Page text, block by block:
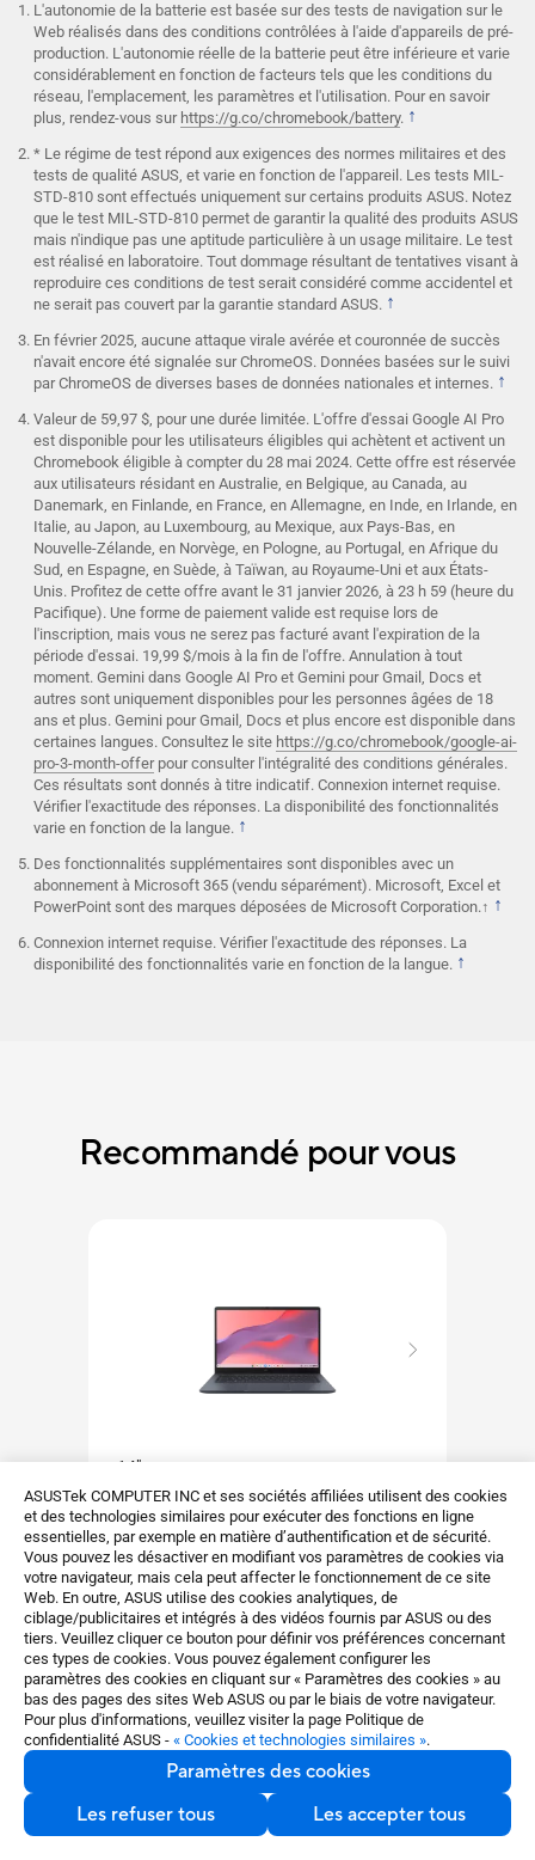
ASUSTek COMPUTER INC et ses sociétés affiliées utilisent des cookies
et des technologies similaires pour exécuter des fonctions en ligne
essentielles, par exemple en matière d’authentification et de sécurité.
Vous pouvez les désactiver en modifiant vos paramètres de cookies via
votre navigateur, mais cela peut affecter le fonctionnement de ce site
Web. En outre, ASUS utilise des cookies analytiques, de
ciblage/publicitaires et intégrés à des vidéos fournis par ASUS ou des
tiers. Veuillez cliquer ce bouton pour définir vos préférences concernant
ces types de cookies. Vous pouvez également configurer les
paramètres des cookies en cliquant sur « Paramètres des cookies » au
bas des pages des sites Web ASUS ou par le biais de votre navigateur.
Pour plus d'informations, veuillez visiter la page Politique de
confidentialité ASUS - « Cookies et technologies similaires ».
Paramètres des cookies
Les refuser tous
Les accepter tous
L'autonomie de la batterie est basée sur des tests de navigation sur le
Web réalisés dans des conditions contrôlées à l'aide d'appareils de pré-
production. L'autonomie réelle de la batterie peut être inférieure et varie
considérablement en fonction de facteurs tels que les conditions du
réseau, l'emplacement, les paramètres et l'utilisation. Pour en savoir
plus, rendez-vous sur https://g.co/chromebook/battery. ↑
* Le régime de test répond aux exigences des normes militaires et des
tests de qualité ASUS, et varie en fonction de l'appareil. Les tests MIL-
STD-810 sont effectués uniquement sur certains produits ASUS. Notez
que le test MIL-STD-810 permet de garantir la qualité des produits ASUS
mais n'indique pas une aptitude particulière à un usage militaire. Le test
est réalisé en laboratoire. Tout dommage résultant de tentatives visant à
reproduire ces conditions de test serait considéré comme accidentel et
ne serait pas couvert par la garantie standard ASUS. ↑
En février 2025, aucune attaque virale avérée et couronnée de succès
n'avait encore été signalée sur ChromeOS. Données basées sur le suivi
par ChromeOS de diverses bases de données nationales et internes. ↑
Valeur de 59,97 $, pour une durée limitée. L'offre d'essai Google AI Pro
est disponible pour les utilisateurs éligibles qui achètent et activent un
Chromebook éligible à compter du 28 mai 2024. Cette offre est réservée
aux utilisateurs résidant en Australie, en Belgique, au Canada, au
Danemark, en Finlande, en France, en Allemagne, en Inde, en Irlande, en
Italie, au Japon, au Luxembourg, au Mexique, aux Pays-Bas, en
Nouvelle-Zélande, en Norvège, en Pologne, au Portugal, en Afrique du
Sud, en Espagne, en Suède, à Taïwan, au Royaume-Uni et aux États-
Unis. Profitez de cette offre avant le 31 janvier 2026, à 23 h 59 (heure du
Pacifique). Une forme de paiement valide est requise lors de
l'inscription, mais vous ne serez pas facturé avant l'expiration de la
période d'essai. 19,99 $/mois à la fin de l'offre. Annulation à tout
moment. Gemini dans Google AI Pro et Gemini pour Gmail, Docs et
autres sont uniquement disponibles pour les personnes âgées de 18
ans et plus. Gemini pour Gmail, Docs et plus encore est disponible dans
certaines langues. Consultez le site https://g.co/chromebook/google-ai-
pro-3-month-offerpour consulter l'intégralité des conditions générales.
Ces résultats sont donnés à titre indicatif. Connexion internet requise.
Vérifier l'exactitude des réponses. La disponibilité des fonctionnalités
varie en fonction de la langue. ↑
Des fonctionnalités supplémentaires sont disponibles avec un
abonnement à Microsoft 365 (vendu séparément). Microsoft, Excel et
PowerPoint sont des marques déposées de Microsoft Corporation.↑ ↑
Connexion internet requise. Vérifier l'exactitude des réponses. La
disponibilité des fonctionnalités varie en fonction de la langue. ↑
Recommandé pour vous
14"
ASUS Chromebook CM14
(CM1405)
ChromeOS
Processeur MediaTek Kompanio
540
Poids plume de 1,35 kg
Jusqu’à 8 Go de mémoire
Connectique complète avec
HDMI
Voir plus
15.6"